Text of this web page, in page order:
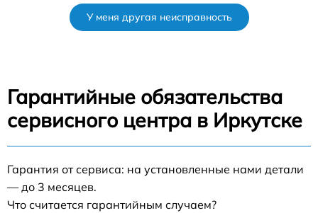
У меня другая неисправность
Гарантийные обязательства
сервисного центра в Иркутске
Гарантия от сервиса: на установленные нами детали
— до 3 месяцев.
Что считается гарантийным случаем?